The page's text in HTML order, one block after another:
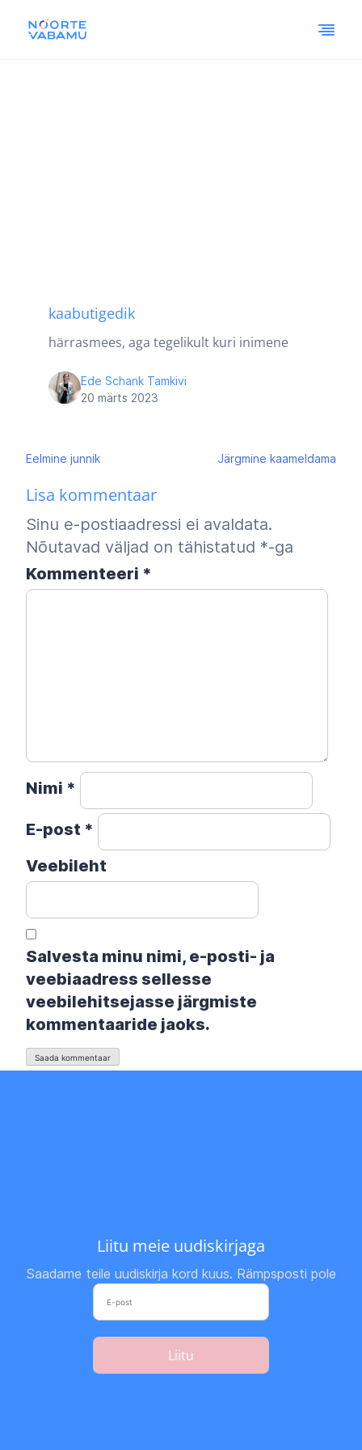
kaabutigedik
härrasmees, aga tegelikult kuri inimene
Ede Schank Tamkivi
20 märts 2023
Navigeerimine
Eelmine junnik Järgmine kaameldama
Lisa kommentaar
Sinu e-postiaadressi ei avaldata.
Nõutavad väljad on tähistatud *-ga
Kommenteeri *
Nimi *
E-post *
Veebileht
Salvesta minu nimi, e-posti- ja
veebiaadress sellesse
veebilehitsejasse järgmiste
kommentaaride jaoks.
Liitu meie uudiskirjaga
Saadame teile uudiskirja kord kuus. Rämpsposti pole
Liitu